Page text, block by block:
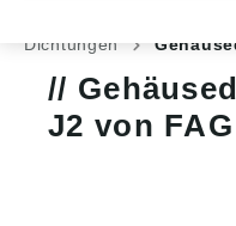
Dichtungen
J2 von